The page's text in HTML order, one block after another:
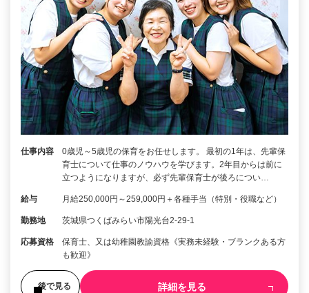
仕事内容
0歳児～5歳児の保育をお任せします。 最初の1年は、先輩保
育士について仕事のノウハウを学びます。2年目からは前に
立つようになりますが、必ず先輩保育士が後ろについ…
給与 月給250,000円～259,000円＋各種手当（特別・役職など）
勤務地 茨城県つくばみらい市陽光台2-29-1
応募資格
保育士、又は幼稚園教諭資格《実務未経験・ブランクある方
も歓迎》
後で見る 詳細を見る